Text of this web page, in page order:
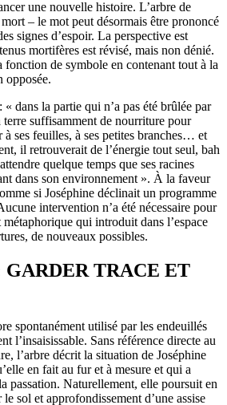
une nouvelle histoire. L’arbre de
– le mot peut désormais être prononcé
signes d’espoir. La perspective est
mortifères est révisé, mais non dénié.
fonction de symbole en contenant tout à la
opposée.
dans la partie qui n’a pas été brûlée par
suffisamment de nourriture pour
ses feuilles, à ses petites branches… et
il retrouverait de l’énergie tout seul, bah
quelque temps que ses racines
dans son environnement ». À la faveur
si Joséphine déclinait un programme
intervention n’a été nécessaire pour
qui introduit dans l’espace
de nouveaux possibles.
GARDER TRACE ET
spontanément utilisé par les endeuillés
l’insaisissable. Sans référence directe au
l’arbre décrit la situation de Joséphine
en fait au fur et à mesure et qui a
passation. Naturellement, elle poursuit en
sol et approfondissement d’une assise